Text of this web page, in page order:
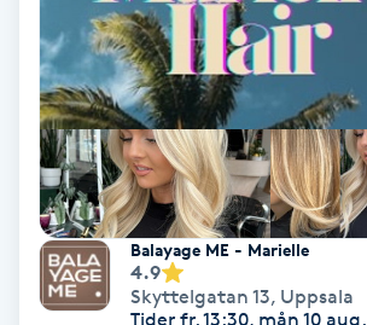
Sklerosering
Skoinlägg
Skägg
SkäggfärgningBalayage ME - Marielle
4.9
Skyttelgatan 13, Uppsala
Tider fr. 13:30, mån 10 aug.